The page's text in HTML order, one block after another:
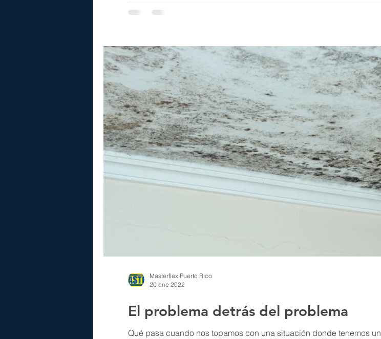
El problema detrás del problema
Qué pasa cuando nos topamos con una situación donde tenemos
Masterflex Puerto Rico
20 ene 2022